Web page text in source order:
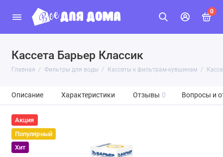
0
Кассета Барьер Классик
Главная Фильтры для воды Кассеты к фильтрам-кувшинам
Описание Характеристики Отзывы 0 Вопросы и
Акция
Популярный
Хит